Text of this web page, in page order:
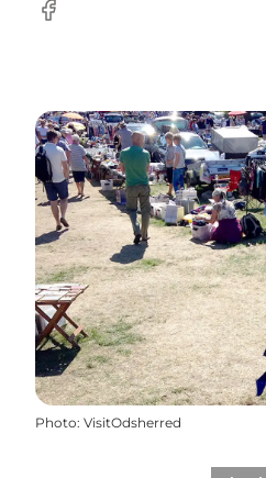
Facebook
Photo: VisitOdsherred